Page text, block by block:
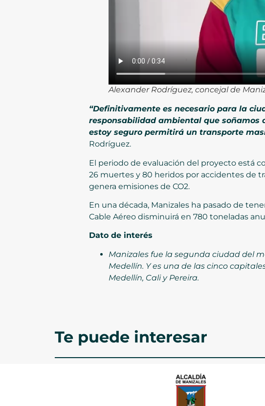
Alexander Rodríguez, concejal de
“Definitivamente es necesario para la
responsabilidad ambiental que soñamos
estoy seguro permitirá un transporte
Rodríguez.
El periodo de evaluación del proyecto está
26 muertes y 80 heridos por accidentes de
genera emisiones de CO2.
En una década, Manizales ha pasado de
Cable Aéreo disminuirá en 780 toneladas
Dato de interés
Manizales fue la segunda ciudad del
Medellín. Y es una de las cinco
Medellín, Cali y Pereira.
Te puede interesar